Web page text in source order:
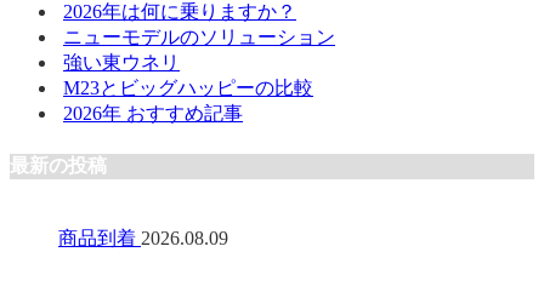
2026年は何に乗りますか？
ニューモデルのソリューション
強い東ウネリ
M23とビッグハッピーの比較
2026年 おすすめ記事
最新の投稿
商品到着 2026.08.09